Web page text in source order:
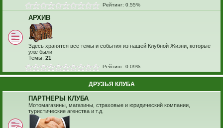
Рейтинг: 0.55%
АРХИВ
Здесь хранятся все темы и события из нашей Клубной Жизни, которые
уже были
Темы: 21
Рейтинг: 0.09%
ДРУЗЬЯ КЛУБА
ПАРТНЕРЫ КЛУБА
Мотомагазины, магазины, страховые и юридический компании,
туристические агенства и т.д.